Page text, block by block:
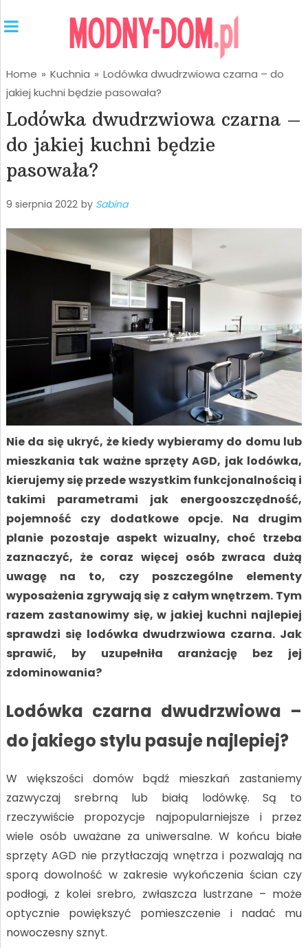
Home » Kuchnia » Lodówka dwudrzwiowa czarna – do
jakiej kuchni będzie pasowała?
Lodówka dwudrzwiowa czarna –
do jakiej kuchni będzie
pasowała?
9 sierpnia 2022 by Sabina
Nie da się ukryć, że kiedy wybieramy do domu lub
mieszkania tak ważne sprzęty AGD, jak lodówka,
kierujemy się przede wszystkim funkcjonalnością i
takimi parametrami jak energooszczędność,
pojemność czy dodatkowe opcje. Na drugim
planie pozostaje aspekt wizualny, choć trzeba
zaznaczyć, że coraz więcej osób zwraca dużą
uwagę na to, czy poszczególne elementy
wyposażenia zgrywają się z całym wnętrzem. Tym
razem zastanowimy się, w jakiej kuchni najlepiej
sprawdzi się lodówka dwudrzwiowa czarna. Jak
sprawić, by uzupełniła aranżację bez jej
zdominowania?
Lodówka czarna dwudrzwiowa –
do jakiego stylu pasuje najlepiej?
W większości domów bądź mieszkań zastaniemy
zazwyczaj srebrną lub białą lodówkę. Są to
rzeczywiście propozycje najpopularniejsze i przez
wiele osób uważane za uniwersalne. W końcu białe
sprzęty AGD nie przytłaczają wnętrza i pozwalają na
sporą dowolność w zakresie wykończenia ścian czy
podłogi, z kolei srebro, zwłaszcza lustrzane – może
optycznie powiększyć pomieszczenie i nadać mu
nowoczesny sznyt.